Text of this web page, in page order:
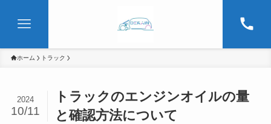
ホーム トラック
トラックのエンジンオイルの量
と確認方法について
2024
10/11